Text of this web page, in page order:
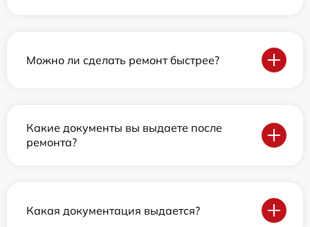
Можно ли сделать ремонт быстрее?
Какие документы вы выдаете после
ремонта?
Какая документация выдается?